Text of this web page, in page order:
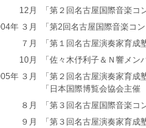
12月
「第２回名古屋国際音楽コ
年 ３月
「第2回名古屋国際音楽コ
７月
「第１回名古屋演奏家育成
10月
「佐々木伃利子＆Ｎ響メ
年 ３月
「第２回名古屋演奏家育成
「日本国際博覧会協会主
８月
「第３回名古屋国際音楽コ
９月
「第３回名古屋演奏家育成